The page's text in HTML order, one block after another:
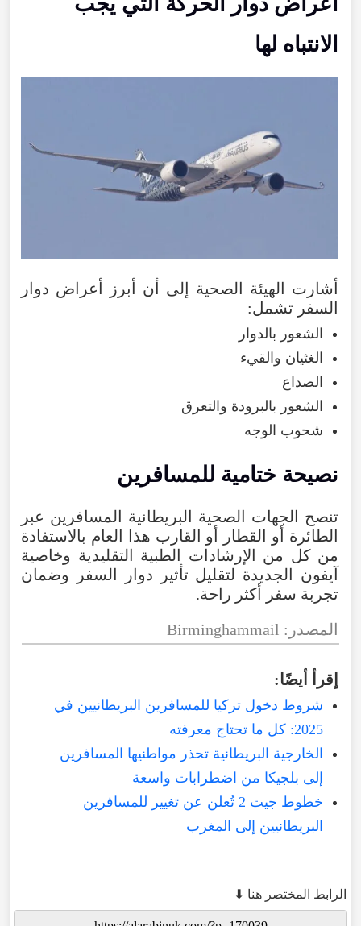
الانتباه لها
أشارت الهيئة الصحية إلى أن أبرز أعراض دوار
السفر تشمل:
الشعور بالدوار
الغثيان والقيء
الصداع
الشعور بالبرودة والتعرق
شحوب الوجه
نصيحة ختامية للمسافرين
تنصح الجهات الصحية البريطانية المسافرين عبر
الطائرة أو القطار أو القارب هذا العام بالاستفادة
من كل من الإرشادات الطبية التقليدية وخاصية
آيفون الجديدة لتقليل تأثير دوار السفر وضمان
تجربة سفر أكثر راحة.
المصدر: Birminghammail
إقرأ أيضًا:
شروط دخول تركيا للمسافرين البريطانيين في
2025: كل ما تحتاج معرفته
الخارجية البريطانية تحذر مواطنيها المسافرين
إلى بلجيكا من اضطرابات واسعة
خطوط جيت 2 تُعلن عن تغيير للمسافرين
البريطانيين إلى المغرب
الرابط المختصر هنا ⬇